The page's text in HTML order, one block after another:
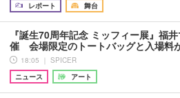
レポート
舞台
『誕生70周年記念 ミッフィー展』福
催 会場限定のトートバッグと入場料
18:05 ｜ SPICER
ニュース
アート